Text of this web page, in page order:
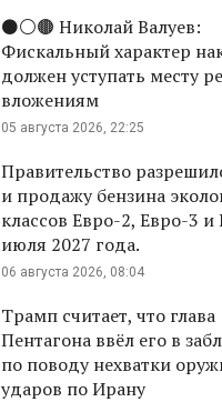
⚫️⚪️🟤 Николай Валуев:
Фискальный характер
должен уступать месту
вложениям
05 августа 2026, 22:25
Правительство
и продажу бензина
классов Евро-2, Евро-3
июля 2027 года.
06 августа 2026, 08:04
Трамп считает, что глава
Пентагона ввёл его в
по поводу нехватки
ударов по Ирану